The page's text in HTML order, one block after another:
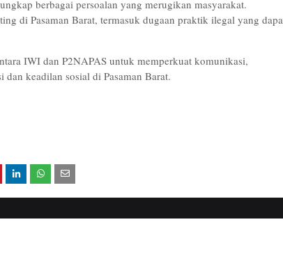
berbagai persoalan yang merugikan masyarakat.
di Pasaman Barat, termasuk dugaan praktik ilegal yang
IWI dan P2NAPAS untuk memperkuat komunikasi,
keadilan sosial di Pasaman Barat.